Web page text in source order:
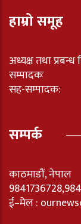
हाम्रो समूह
अध्यक्ष तथा प्रबन्ध
सम्पादकः
सह-सम्पादक:
सम्पर्क
काठमाडौं, नेपाल
ई–मेल :